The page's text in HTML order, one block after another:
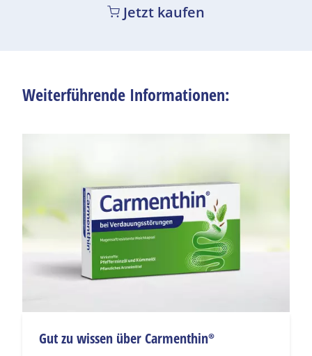
Jetzt kaufen
Weiterführende Informationen:
Gut zu wissen überCarmenthin®